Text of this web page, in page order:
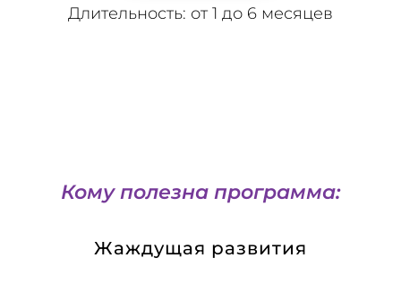
Длительность: от 1 до 6 месяцев
Кому полезна программа:
Жаждущая развития